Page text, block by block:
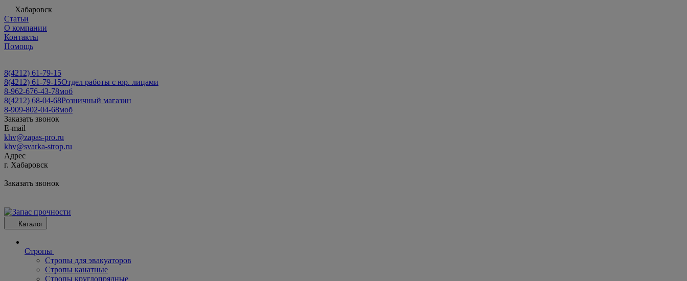
Хабаровск
Статьи
О компании
Контакты
Помощь
8(4212) 61-79-15
8(4212) 61-79-15Отдел работы с юр. лицами
8-962-676-43-78моб
8(4212) 68-04-68Розничный магазин
8-909-802-04-68моб
Заказать звонок
E-mail
khv@zapas-pro.ru
khv@svarka-strop.ru
Адрес
г. Хабаровск
Заказать звонок
Каталог
Стропы
Стропы для эвакуаторов
Стропы канатные
Стропы круглопрядные